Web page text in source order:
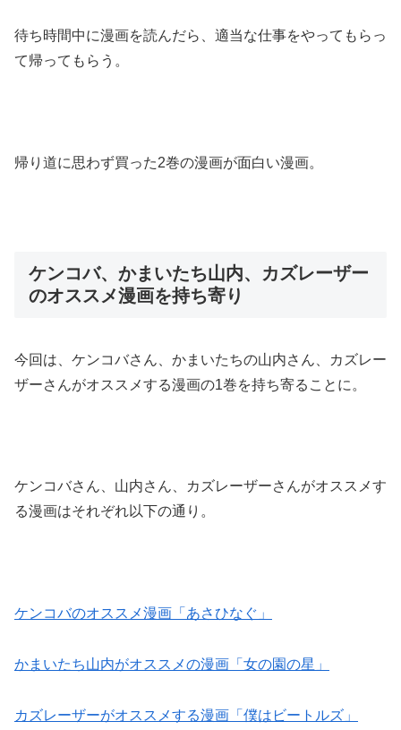
待ち時間中に漫画を読んだら、適当な仕事をやってもらっ
て帰ってもらう。
帰り道に思わず買った2巻の漫画が面白い漫画。
ケンコバ、かまいたち山内、カズレーザー
のオススメ漫画を持ち寄り
今回は、ケンコバさん、かまいたちの山内さん、カズレー
ザーさんがオススメする漫画の1巻を持ち寄ることに。
ケンコバさん、山内さん、カズレーザーさんがオススメす
る漫画はそれぞれ以下の通り。
ケンコバのオススメ漫画「あさひなぐ」
かまいたち山内がオススメの漫画「女の園の星」
カズレーザーがオススメする漫画「僕はビートルズ」